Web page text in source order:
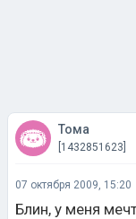
Тома
[1432851623]
07 октября 2009, 15:20
Блин, у меня